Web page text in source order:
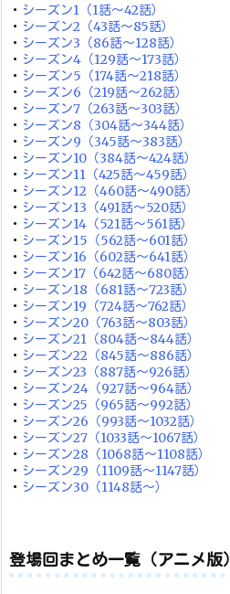
・ シーズン1（1話～42話）
・ シーズン2（43話～85話）
・ シーズン3（86話～128話）
・ シーズン4（129話～173話）
・ シーズン5（174話～218話）
・ シーズン6（219話～262話）
・ シーズン7（263話～303話）
・ シーズン8（304話～344話）
・ シーズン9（345話～383話）
・ シーズン10（384話～424話）
・ シーズン11（425話～459話）
・ シーズン12（460話～490話）
・ シーズン13（491話～520話）
・ シーズン14（521話～561話）
・ シーズン15（562話～601話）
・ シーズン16（602話～641話）
・ シーズン17（642話～680話）
・ シーズン18（681話～723話）
・ シーズン19（724話～762話）
・ シーズン20（763話～803話）
・ シーズン21（804話～844話）
・ シーズン22（845話～886話）
・ シーズン23（887話～926話）
・ シーズン24（927話～964話）
・ シーズン25（965話～992話）
・ シーズン26（993話～1032話）
・ シーズン27（1033話～1067話）
・ シーズン28（1068話～1108話）
・ シーズン29（1109話～1147話）
・ シーズン30（1148話～）
登場回まとめ一覧（アニメ版）